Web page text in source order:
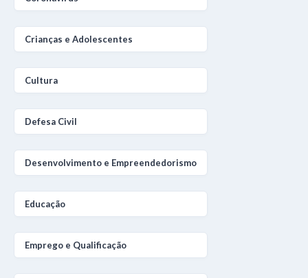
Crianças e Adolescentes
Cultura
Defesa Civil
Desenvolvimento e Empreendedorismo
Educação
Emprego e Qualificação